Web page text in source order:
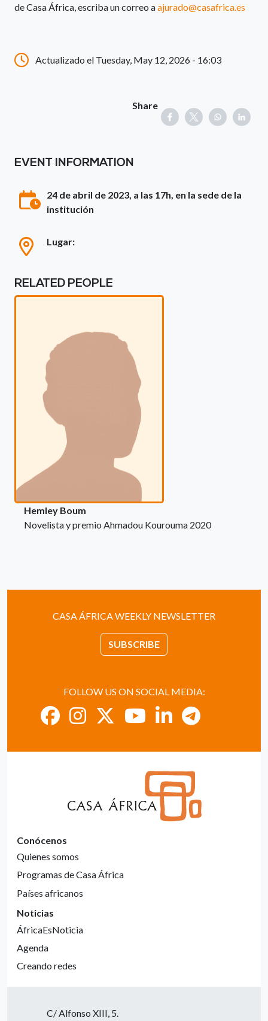
de Casa África, escriba un correo aajurado@casafrica.es
Actualizado el Tuesday, May 12, 2026 - 16:03
Share
EVENT INFORMATION
24 de abril de 2023, a las 17h, en la sede de la
institución
Lugar:
RELATED PEOPLE
Hemley Boum
Novelista y premio Ahmadou Kourouma 2020
CASA ÁFRICA WEEKLY NEWSLETTER
SUBSCRIBE
FOLLOW US ON SOCIAL MEDIA:
Conócenos
Quienes somos
Programas de Casa África
Países africanos
Noticias
ÁfricaEsNoticia
Agenda
Creando redes
C/ Alfonso XIII, 5.